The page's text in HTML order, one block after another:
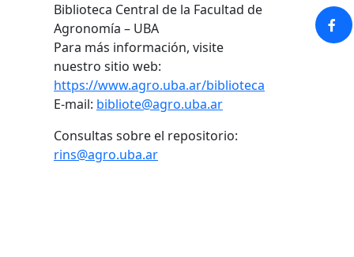
Biblioteca Central de la Facultad de
Agronomía – UBA
Para más información, visite
nuestro sitio web:
https://www.agro.uba.ar/biblioteca
E-mail: bibliote@agro.uba.ar
Consultas sobre el repositorio:
rins@agro.uba.ar